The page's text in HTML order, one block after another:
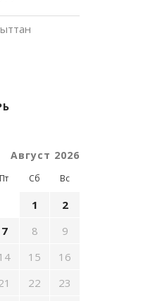
Август 2026
Пт Сб Вс
1
2
7 8
9
15
16
22
23